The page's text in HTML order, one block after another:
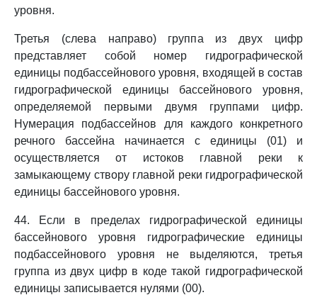
уровня.
Третья (слева направо) группа из двух цифр
представляет собой номер гидрографической
единицы подбассейнового уровня, входящей в состав
гидрографической единицы бассейнового уровня,
определяемой первыми двумя группами цифр.
Нумерация подбассейнов для каждого конкретного
речного бассейна начинается с единицы (01) и
осуществляется от истоков главной реки к
замыкающему створу главной реки гидрографической
единицы бассейнового уровня.
44. Если в пределах гидрографической единицы
бассейнового уровня гидрографические единицы
подбассейнового уровня не выделяются, третья
группа из двух цифр в коде такой гидрографической
единицы записывается нулями (00).